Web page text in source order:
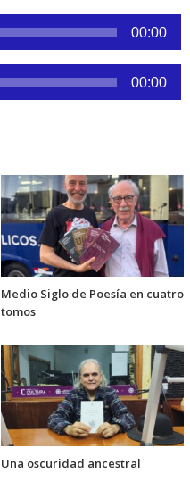
00:00
00:00
Medio Siglo de Poesía en cuatro
tomos
Una oscuridad ancestral